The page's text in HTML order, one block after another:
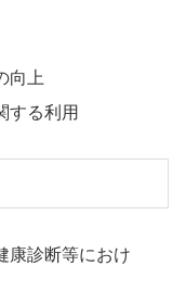
向上
する利用
康診断等におけ